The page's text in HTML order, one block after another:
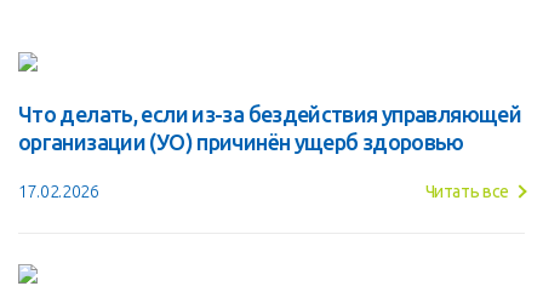
Что делать, если из-за бездействия управляющей
организации (УО) причинён ущерб здоровью
17.02.2026 Читать все